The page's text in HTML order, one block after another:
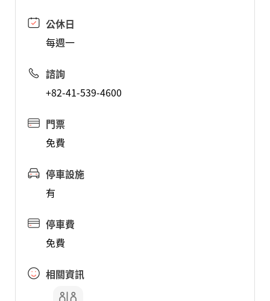
公休日
每週一
諮詢
+82-41-539-4600
門票
免費
停車設施
有
停車費
免費
相關資訊